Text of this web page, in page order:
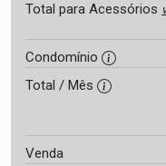
Total para Acessórios
Condomínio
Total / Mês
Venda